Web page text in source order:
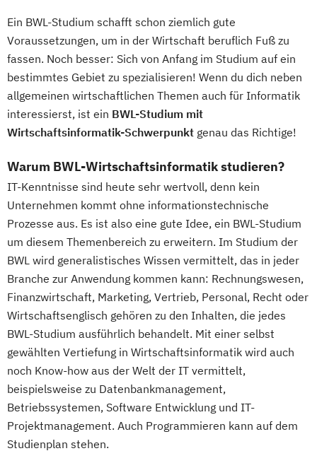
Ein BWL-Studium schafft schon ziemlich gute
Voraussetzungen, um in der Wirtschaft beruflich Fuß zu
fassen. Noch besser: Sich von Anfang im Studium auf ein
bestimmtes Gebiet zu spezialisieren! Wenn du dich neben
allgemeinen wirtschaftlichen Themen auch für Informatik
interessierst, ist ein BWL-Studium mit
Wirtschaftsinformatik-Schwerpunkt genau das Richtige!
Warum BWL-Wirtschaftsinformatik studieren?
IT-Kenntnisse sind heute sehr wertvoll, denn kein
Unternehmen kommt ohne informationstechnische
Prozesse aus. Es ist also eine gute Idee, ein BWL-Studium
um diesem Themenbereich zu erweitern. Im Studium der
BWL wird generalistisches Wissen vermittelt, das in jeder
Branche zur Anwendung kommen kann: Rechnungswesen,
Finanzwirtschaft, Marketing, Vertrieb, Personal, Recht oder
Wirtschaftsenglisch gehören zu den Inhalten, die jedes
BWL-Studium ausführlich behandelt. Mit einer selbst
gewählten Vertiefung in Wirtschaftsinformatik wird auch
noch Know-how aus der Welt der IT vermittelt,
beispielsweise zu Datenbankmanagement,
Betriebssystemen, Software Entwicklung und IT-
Projektmanagement. Auch Programmieren kann auf dem
Studienplan stehen.